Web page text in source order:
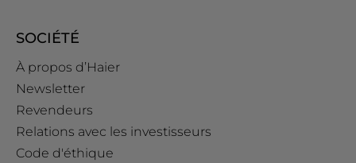
SOCIÉTÉ
À propos d’Haier
Newsletter
Revendeurs
Relations avec les investisseurs
Code d'éthique